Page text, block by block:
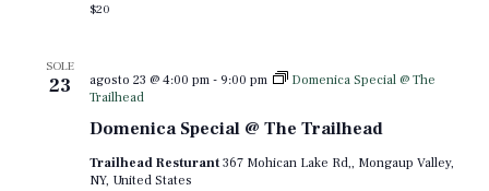
$20
SOLE
23
Domenica Special @ The Trailhead
agosto 23 @ 4:00 pm- 9:00 pm
Domenica Special @ The
Trailhead
Trailhead Resturant367 Mohican Lake Rd,, Mongaup Valley,
NY, United States